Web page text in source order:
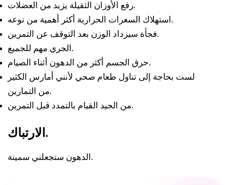
رفع الأوزان الثقيلة يزيد من العضلات.
استهلاك السعرات الحرارية أكثر أهمية من نوعه.
فجأة سيزداد الوزن بعد التوقف عن التمرين.
الجري مهم للجميع.
حرق الجسم أكثر من الدهون أثناء الصيام.
لست بحاجة إلى تناول طعام صحي لأنني أمارس الكثير
من التمارين.
من الجيد القيام بالتمدد قبل التمرين.
الارتباك.
الدهون ستجعلني سمينة.